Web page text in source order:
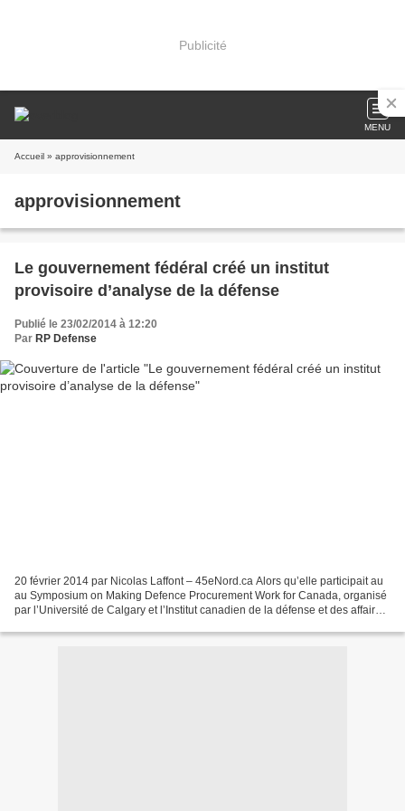
Publicité
MENU
Accueil » approvisionnement
approvisionnement
Le gouvernement fédéral créé un institut
provisoire d’analyse de la défense
Publié le 23/02/2014 à 12:20
Par RP Defense
20 février 2014 par Nicolas Laffont – 45eNord.ca Alors qu’elle participait au
au Symposium on Making Defence Procurement Work for Canada, organisé
par l’Université de Calgary et l’Institut canadien de la défense et des affaires